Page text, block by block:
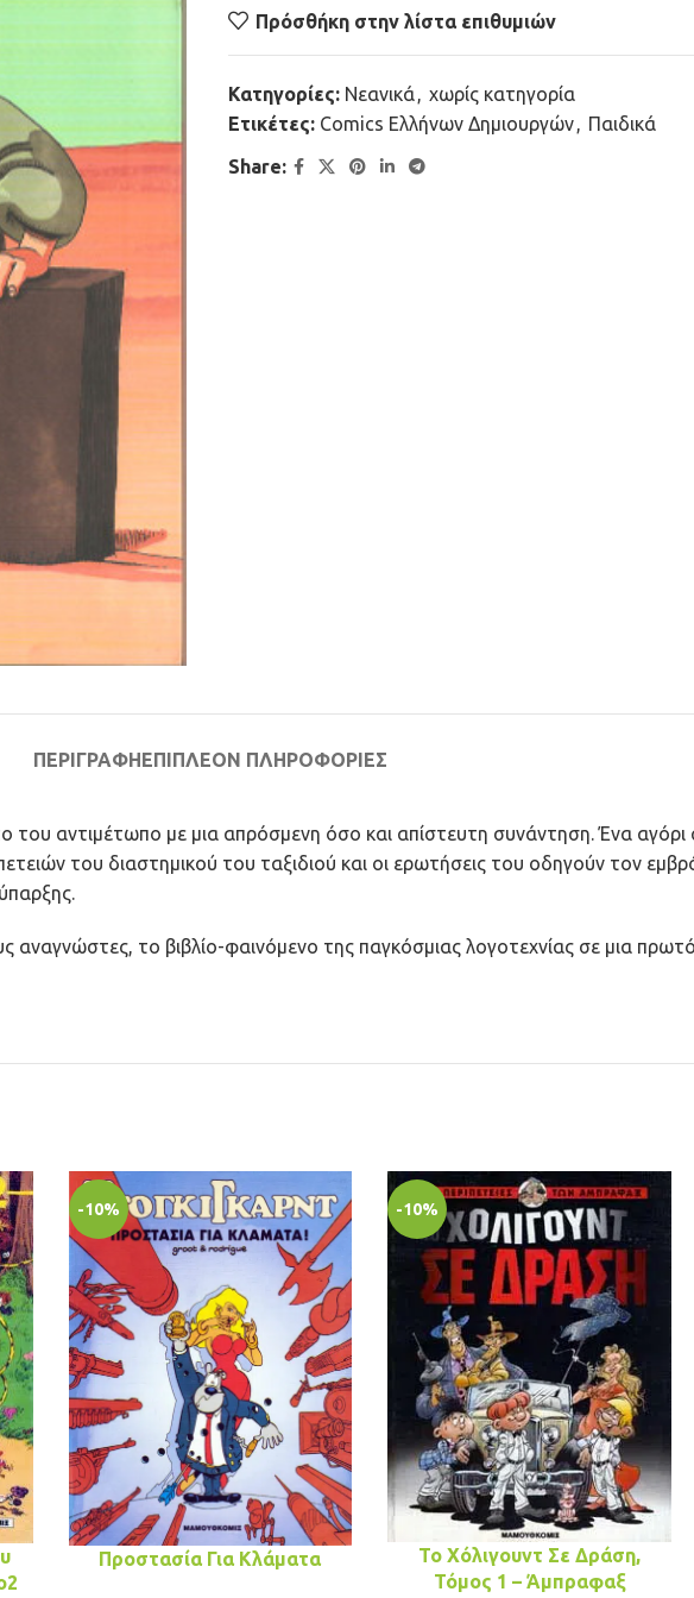
Πρόσθήκη στην λίστα επιθυμιών
Κατηγορίες: Νεανικά, χωρίς κατηγορία
Ετικέτες: Comics Ελλήνων Δημιουργών, Παιδικά
Share:
ΠΕΡΙΓΡΑΦΉΕΠΙΠΛΈΟΝ ΠΛΗΡΟΦΟΡΊΕΣ
αντιμέτωπο με μια απρόσμενη όσο και απίστευτη συνάντηση. Ένα αγόρι
του διαστημικού του ταξιδιού και οι ερωτήσεις του οδηγούν τον
αναγνώστες, το βιβλίο-φαινόμενο της παγκόσμιας λογοτεχνίας σε μια
-10%
Προστασία Για Κλάματα
-10%
Το Χόλιγουντ Σε Δράση,
Τόμος 1 – Άμπραφαξ